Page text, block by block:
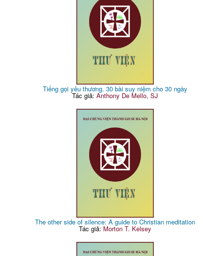
Tiếng gọi yêu thương. 30 bài suy niệm cho 30 ngày
Tác giả: Anthony De Mello, SJ
The other side of silence: A guide to Christian meditation
Tác giả: Morton T. Kelsey